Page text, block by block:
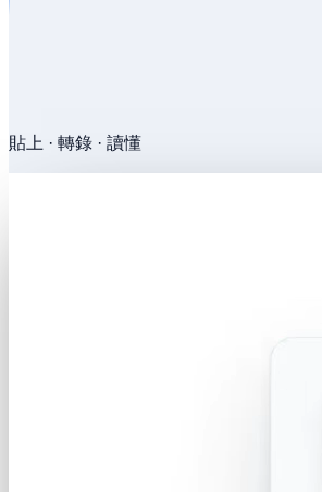
貼上 · 轉錄 · 讀懂